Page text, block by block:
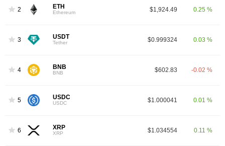
2 ETH
Ethereum $1,924.49 0.25 %
3 USDT
Tether $0.999324 0.03 %
4 BNB
BNB $602.83 -0.02 %
5 USDC
USDC $1.000041 0.01 %
6 XRP
XRP $1.034554 0.11 %